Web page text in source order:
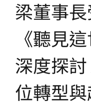
梁董事
《聽見
深度探
位轉型